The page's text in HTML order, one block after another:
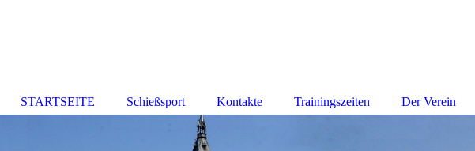
STARTSEITE Schießsport Kontakte Trainingszeiten Der Verein